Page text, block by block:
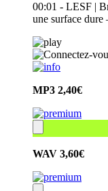
00:01 - LESF |
une surface dure
MP3 2,40€
WAV 3,60€